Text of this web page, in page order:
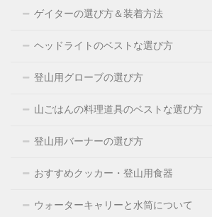
ゲイターの選び方＆装着方法
ヘッドライトのベストな選び方
登山用グローブの選び方
山ごはんの料理道具のベストな選び方
登山用バーナーの選び方
おすすめクッカー・登山用食器
ウォーターキャリーと水筒について